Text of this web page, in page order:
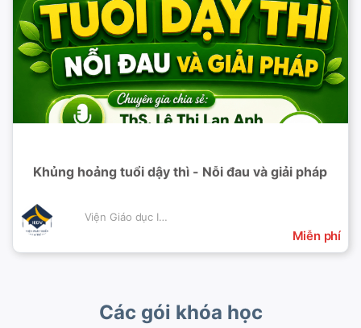
Khủng hoảng tuổi dậy thì - Nỗi đau và giải pháp
Viện Giáo dục IEDV
Miễn phí
Các gói khóa học